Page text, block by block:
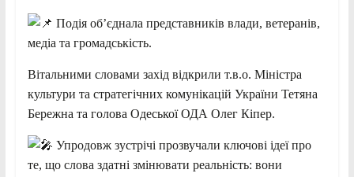
Подія об’єднала представників влади, ветеранів,
медіа та громадськість.
Вітальними словами захід відкрили т.в.о. Міністра
культури та стратегічних комунікацій України Тетяна
Бережна та голова Одеської ОДА Олег Кіпер.
Упродовж зустрічі прозвучали ключові ідеї про
те, що слова здатні змінювати реальність: вони